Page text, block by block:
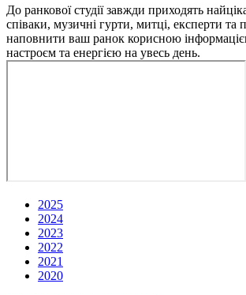
До ранкової студії завжди приходять
співаки, музичні гурти, митці, експерти та
наповнити ваш ранок корисною
настроєм та енергією на увесь день.
2025
2024
2023
2022
2021
2020